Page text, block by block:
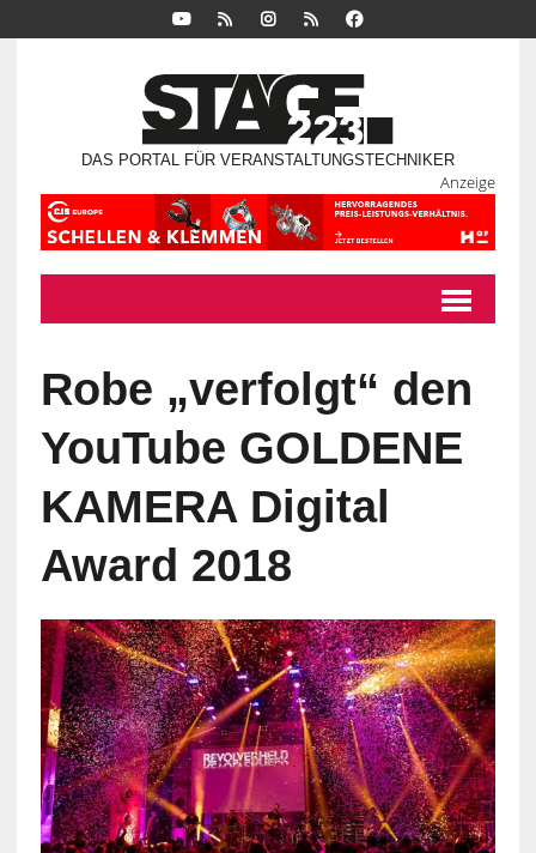
DAS PORTAL FÜR VERANSTALTUNGSTECHNIKER
Anzeige
Robe „verfolgt“ den
YouTube GOLDENE
KAMERA Digital
Award 2018